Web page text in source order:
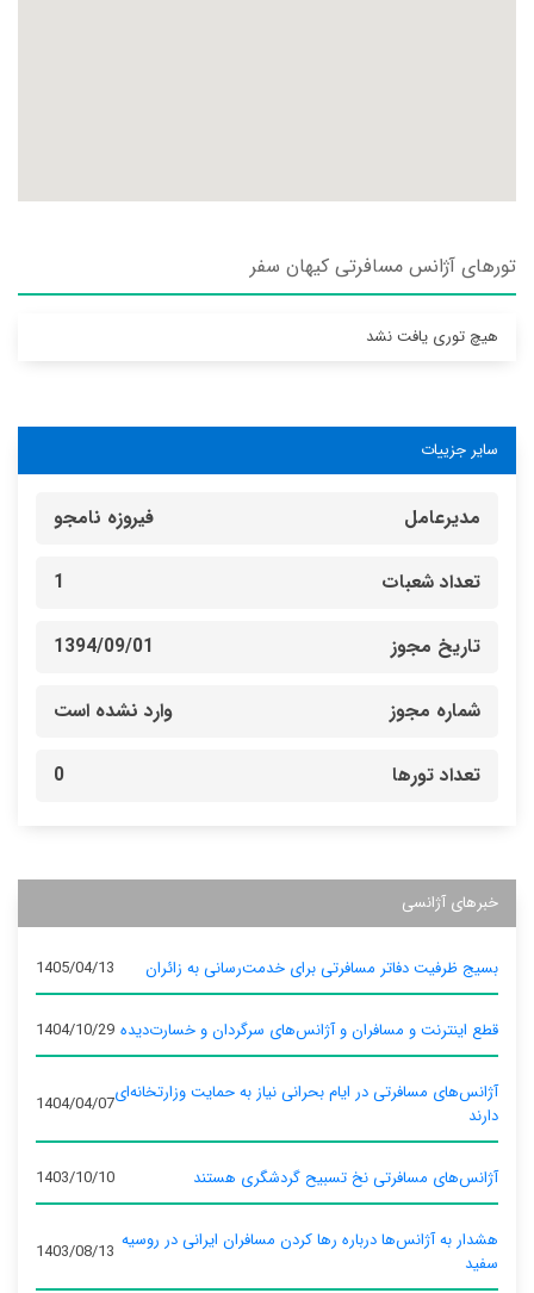
تورهای آژانس مسافرتی كيهان سفر
هیچ توری یافت نشد
سایر جزییات
مدیرعامل فیروزه نامجو
تعداد شعبات 1
تاریخ مجوز 1394/09/01
شماره مجوز وارد نشده است
تعداد تورها 0
خبرهای آژانسی
بسیج ظرفیت دفاتر مسافرتی برای خدمت‌رسانی به زائران 1405/04/13
قطع اینترنت و مسافران و آژانس‌های سرگردان و خسارت‌دیده 1404/10/29
آژانس‌های مسافرتی در ایام بحرانی نیاز به حمایت وزارتخانه‌ای
دارند
1404/04/07
آژانس‌های مسافرتی نخ تسبیح گردشگری هستند 1403/10/10
هشدار به آژانس‌ها درباره رها کردن مسافران ایرانی در روسیه
سفید
1403/08/13